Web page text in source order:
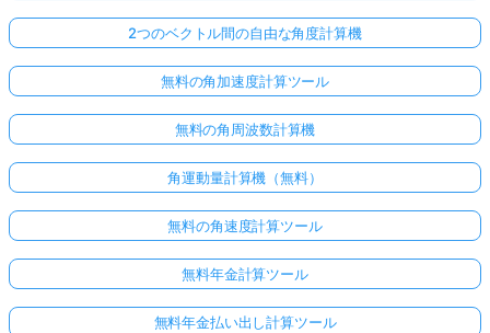
2つのベクトル間の自由な角度計算機
無料の角加速度計算ツール
無料の角周波数計算機
角運動量計算機（無料）
無料の角速度計算ツール
無料年金計算ツール
無料年金払い出し計算ツール